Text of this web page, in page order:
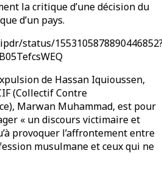
la critique d’une décision du
d’un pays.
status/
de Hassan Iquioussen,
(Collectif Contre
Marwan Muhammad, est pour
« un discours victimaire et
provoquer l’affrontement entre
musulmane et ceux qui ne